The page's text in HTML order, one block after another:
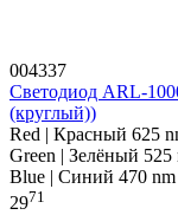
004337
Светодиод ARL-
(круглый))
Red | Красный 625
Green | Зелёный 525
Blue | Синий 470 nm
2971